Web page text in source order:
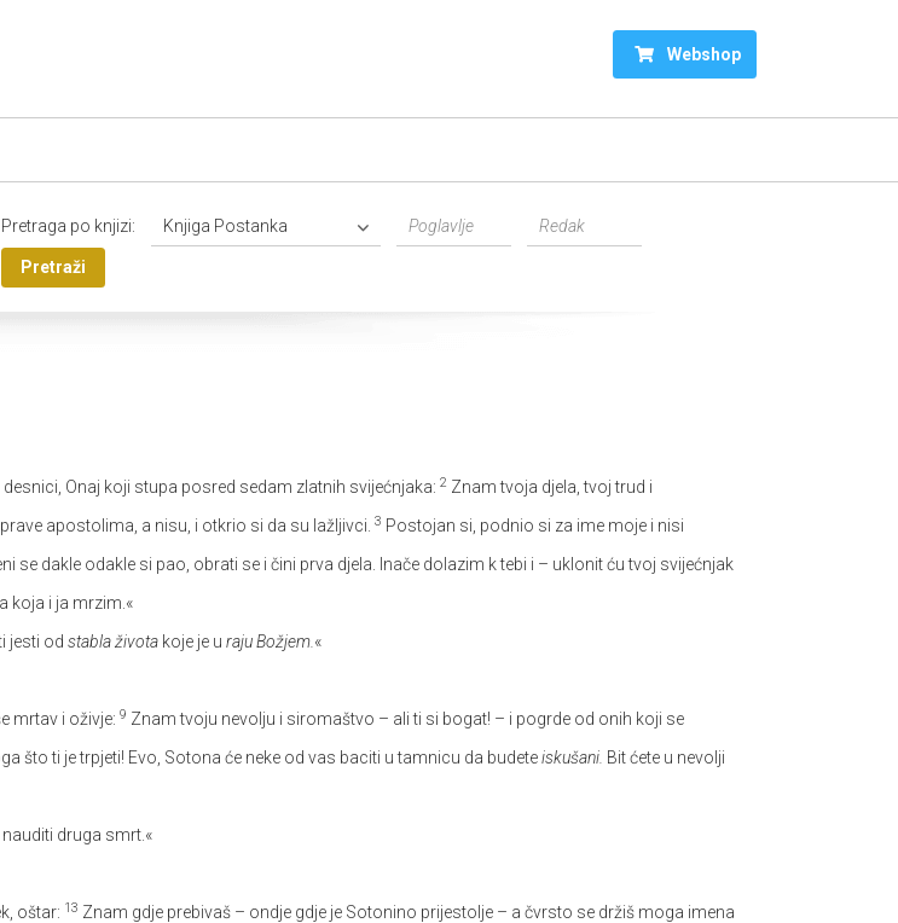
Webshop
Pretraga po knjizi: Knjiga Postanka
Pretraži
Onaj koji stupa posred sedam zlatnih svijećnjaka: 2 Znam tvoja djela, tvoj trud i
apostolima, a nisu, i otkrio si da su lažljivci. 3 Postojan si, podnio si za ime moje i nisi
se dakle odakle si pao, obrati se i čini prva djela. Inače dolazim k tebi i – uklonit ću tvoj svijećnjak
koja i ja mrzim.«
jesti od stabla života koje je u raju Božjem. «
mrtav i oživje: 9 Znam tvoju nevolju i siromaštvo – ali ti si bogat! – i pogrde od onih koji se
što ti je trpjeti! Evo, Sotona će neke od vas baciti u tamnicu da budeteiskušani. Bit ćete u nevolji
druga smrt.«
oštar: 13 Znam gdje prebivaš – ondje gdje je Sotonino prijestolje – a čvrsto se držiš moga imena